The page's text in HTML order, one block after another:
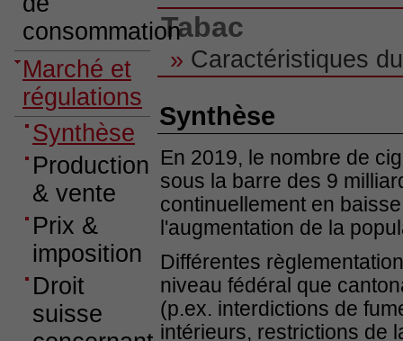
consommation
Marché et
régulations
Synthèse
Production
& vente
Prix &
imposition
Droit
suisse
Tabac
» Caractéristiques
Synthèse
En 2019, le nombre de
sous la barre des 9
continuellement en
l'augmentation de la
Différentes
niveau fédéral que
(p.ex. interdictions de
intérieurs, restrictions de